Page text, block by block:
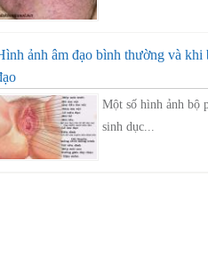
ảnh âm đạo bình thường và khi
Một số hình ảnh bộ
sinh dục...